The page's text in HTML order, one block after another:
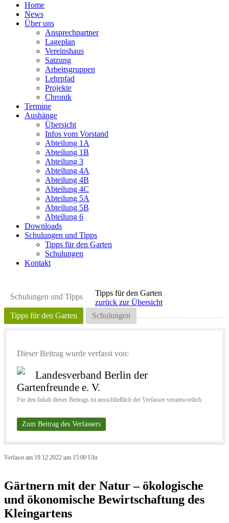
Home
News
Über uns
Ansprechpartner
Lageplan
Vereinshaus
Satzung
Arbeitsgruppen
Lehrpfad
Projekte
Chronik
Termine
Aushänge
Übersicht
Infos vom Vorstand
Abteilung 1A
Abteilung 1B
Abteilung 3
Abteilung 4A
Abteilung 4B
Abteilung 4C
Abteilung 5A
Abteilung 5B
Abteilung 6
Downloads
Schulungen und Tipps
Tipps für den Garten
Schulungen
Kontakt
Schulungen und Tipps
Tipps für den Garten Schulungen
Tipps für den Garten
zurück zur Übersicht
Dieser Beitrag wurde verfasst von:
Landesverband Berlin der
Gartenfreunde e. V.
Für den Inhalt dieses Beitrags ist ausschließlich der Verfasser verantwortlich.
Zum Beitrag des Verfassers
Verfasst am 19.12.2022 um 15:00 Uhr
Gärtnern mit der Natur – ökologische
und ökonomische Bewirtschaftung des
Kleingartens